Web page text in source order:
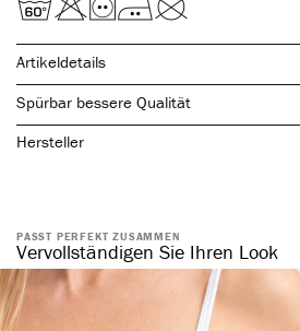
Artikeldetails
Tunnelbund mit austauschbarem Bund
kochfest & pflegeleicht
keine Seitennähte vorhanden
langlebig & strapazierfähig aufgrund des
Spürbar bessere Qualität
Hersteller
PASST PERFEKT ZUSAMMEN
Vervollständigen Sie Ihren Look